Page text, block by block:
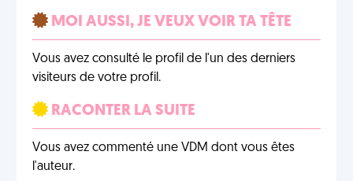
MOI AUSSI, JE VEUX VOIR TA TÊTE
Vous avez consulté le profil de l'un des derniers
visiteurs de votre profil.
RACONTER LA SUITE
Vous avez commenté une VDM dont vous êtes
l'auteur.